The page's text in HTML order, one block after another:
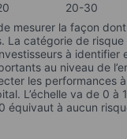
20-30
mesurer la façon
La catégorie de
à identifier
au niveau de
les performances
L’échelle va de 0 à
équivaut à aucun